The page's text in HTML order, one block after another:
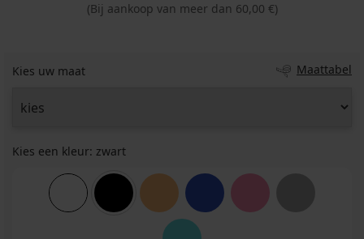
(Bij aankoop van meer dan 60,00 €)
Kies uw maat Maattabel
Kies een kleur: zwart